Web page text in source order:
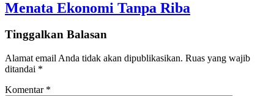
Menata Ekonomi Tanpa Riba
Tinggalkan Balasan
Alamat email Anda tidak akan dipublikasikan. Ruas yang wajib
ditandai *
Komentar *